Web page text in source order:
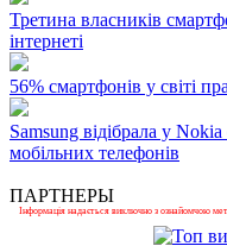
Третина власників
інтернеті
56% смартфонів у світі
Samsung відібрала у
мобільних телефонів
ПАРТНЕРЫ
Інформація надається виключно з ознайомчою